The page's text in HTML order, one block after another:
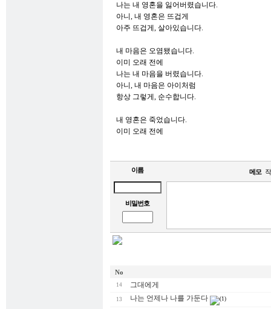
나는 내 영혼을 잃어버렸습니다.
아니, 내 영혼은 뜨겁게
아주 뜨겁게, 살아있습니다.
내 마음은 오염됐습니다.
이미 오래 전에
나는 내 마음을 버렸습니다.
아니, 내 마음은 아이처럼
항상 그렇게, 순수합니다.
내 영혼은 죽었습니다.
이미 오래 전에
이름 메모
비밀번호
No
14 그대에게
13 나는 언제나 나를 가둔다 (1)